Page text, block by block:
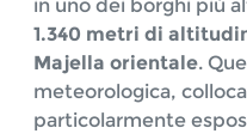
in uno dei borghi più
1.340 metri di
Majella orientale.
meteorologica,
particolarmente